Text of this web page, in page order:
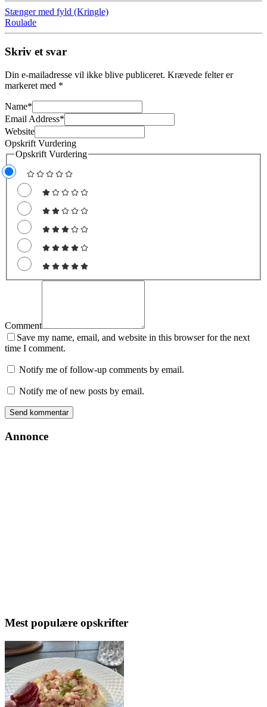
Stænger med fyld (Kringle)
Roulade
Skriv et svar
Din e-mailadresse vil ikke blive publiceret. Krævede felter er
markeret med *
Name*
Email Address*
Website
Opskrift Vurdering
Opskrift Vurdering
Comment
Save my name, email, and website in this browser for the next
time I comment.
Notify me of follow-up comments by email.
Notify me of new posts by email.
Annonce
Mest populære opskrifter